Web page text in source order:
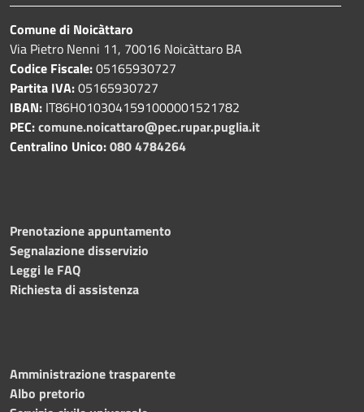
Comune di Noicàttaro
Via Pietro Nenni 11, 70016 Noicàttaro BA
Codice Fiscale:05165930727
Partita IVA:05165930727
IBAN: IT86H0103041591000001521782
PEC:comune.noicattaro@pec.rupar.puglia.it
Centralino Unico:080 4784264
Prenotazione appuntamento
Segnalazione disservizio
Leggi le FAQ
Richiesta di assistenza
Amministrazione trasparente
Albo pretorio